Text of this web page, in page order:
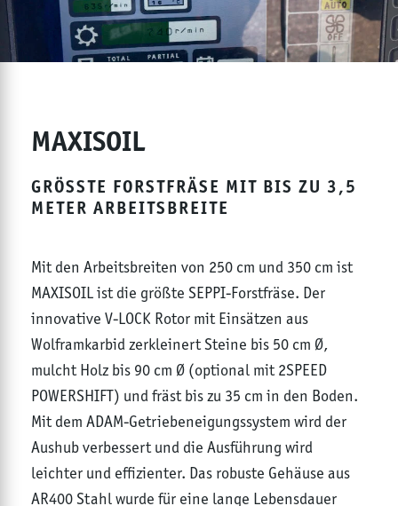
MAXISOIL
GRÖSSTE FORSTFRÄSE MIT BIS ZU 3,5 M
ETER ARBEITSBREITE
Mit den Arbeitsbreiten von 250 cm und 350 cm ist
MAXISOIL ist die größte SEPPI-Forstfräse. Der
innovative V-LOCK Rotor mit Einsätzen aus
Wolframkarbid zerkleinert Steine bis 50 cm Ø,
mulcht Holz bis 90 cm Ø (optional mit 2SPEED
POWERSHIFT) und fräst bis zu 35 cm in den Boden.
Mit dem ADAM-Getriebeneigungssystem wird der
Aushub verbessert und die Ausführung wird
leichter und effizienter. Das robuste Gehäuse aus
AR400 Stahl wurde für eine lange Lebensdauer